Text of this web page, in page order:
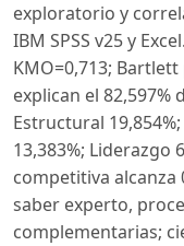
exploratorio y
IBM SPSS v25 y
KMO=0,713;
explican el 82,597%
Estructural
13,383%; Liderazgo
competitiva alcanza
saber experto,
complementarias;